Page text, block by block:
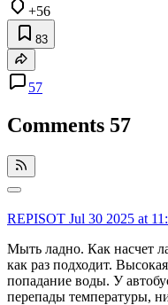
+56
83
57
Comments 57
REPISOT Jul 30 2025 at
Мыть ладно. Как насчет
как раз подходит.
попадание воды. У
перепады температуры,